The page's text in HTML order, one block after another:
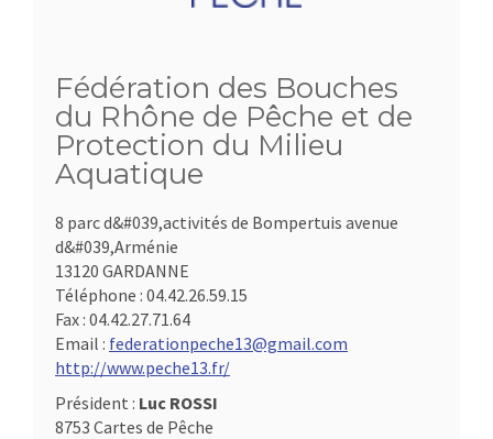
Fédération des Bouches
du Rhône de Pêche et de
Protection du Milieu
Aquatique
8 parc d&#039,activités de Bompertuis avenue
d&#039,Arménie
13120 GARDANNE
Téléphone : 04.42.26.59.15
Fax : 04.42.27.71.64
Email : federationpeche13@gmail.com
http://www.peche13.fr/
Président : Luc ROSSI
8753 Cartes de Pêche